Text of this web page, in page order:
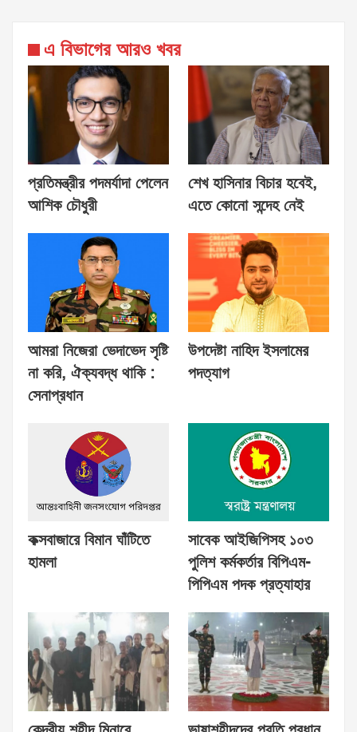
এ বিভাগের আরও খবর
প্রতিমন্ত্রীর পদমর্যাদা পেলেন
আশিক চৌধুরী
শেখ হাসিনার বিচার হবেই,
এতে কোনো সন্দেহ নেই
আমরা নিজেরা ভেদাভেদ সৃষ্টি
না করি, ঐক্যবদ্ধ থাকি :
সেনাপ্রধান
উপদেষ্টা নাহিদ ইসলামের
পদত্যাগ
কক্সবাজারে বিমান ঘাঁটিতে
হামলা
সাবেক আইজিপিসহ ১০৩
পুলিশ কর্মকর্তার বিপিএম-
পিপিএম পদক প্রত্যাহার